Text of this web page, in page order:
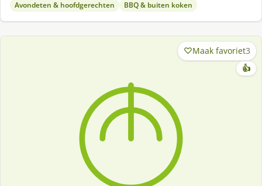
Avondeten & hoofdgerechten BBQ & buiten koken
Maak favoriet3
👍